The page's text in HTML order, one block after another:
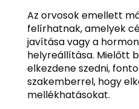
Az orvosok emellett
felírhatnak, amelyek
javítása vagy a
helyreállítása. Mielőtt
elkezdene szedni,
szakemberrel, hogy
mellékhatásokat.